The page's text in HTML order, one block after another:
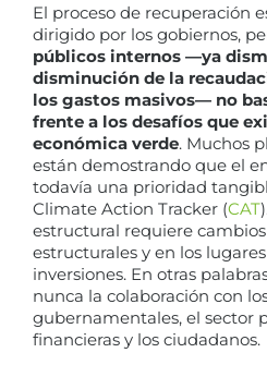
El proceso de recuperación
dirigido por los gobiernos,
públicos internos —ya
disminución de la
los gastos masivos— no
frente a los desafíos que
económica verde. Muchos
están demostrando que el
todavía una prioridad
Climate Action Tracker (CAT
estructural requiere
estructurales y en los
inversiones. En otras
nunca la colaboración con
gubernamentales, el sector
financieras y los ciudadanos.